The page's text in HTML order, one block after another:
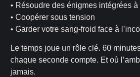
• Résoudre des énigmes intégrées à
• Coopérer sous tension
• Garder votre sang-froid face à
Le temps joue un rôle clé. 60
chaque seconde compte. Et où
jamais.